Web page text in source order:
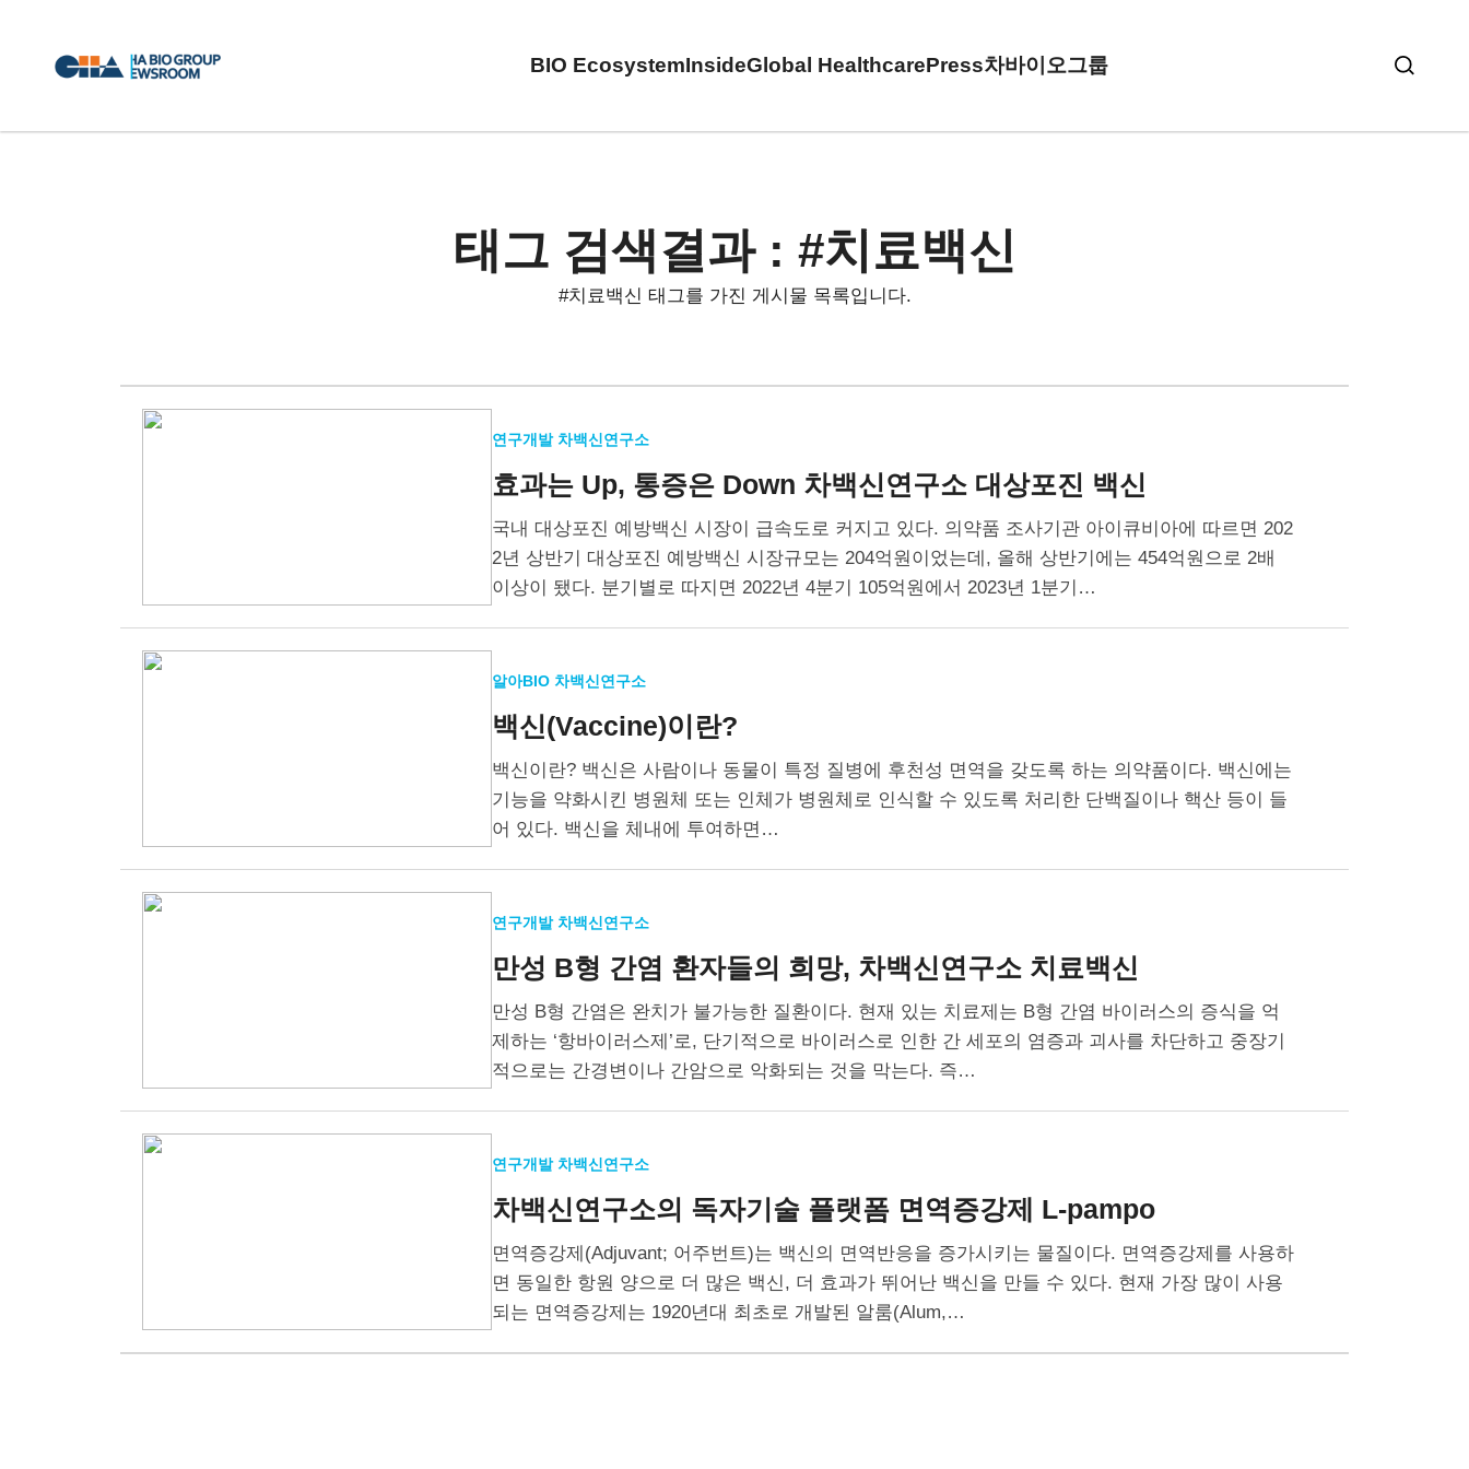
BIO EcosystemInsideGlobal HealthcarePress차바이오그룹
태그 검색결과 : #치료백신
#치료백신 태그를 가진 게시물 목록입니다.
연구개발 차백신연구소
효과는 Up, 통증은 Down 차백신연구소 대상포진 백신
국내 대상포진 예방백신 시장이 급속도로 커지고 있다. 의약품 조사기관 아이큐비아에 따르면 202
2년 상반기 대상포진 예방백신 시장규모는 204억원이었는데, 올해 상반기에는 454억원으로 2배
이상이 됐다. 분기별로 따지면 2022년 4분기 105억원에서 2023년 1분기…
알아BIO 차백신연구소
백신(Vaccine)이란?
백신이란? 백신은 사람이나 동물이 특정 질병에 후천성 면역을 갖도록 하는 의약품이다. 백신에는
기능을 약화시킨 병원체 또는 인체가 병원체로 인식할 수 있도록 처리한 단백질이나 핵산 등이 들
어 있다. 백신을 체내에 투여하면…
연구개발 차백신연구소
만성 B형 간염 환자들의 희망, 차백신연구소 치료백신
만성 B형 간염은 완치가 불가능한 질환이다. 현재 있는 치료제는 B형 간염 바이러스의 증식을 억
제하는 ‘항바이러스제’로, 단기적으로 바이러스로 인한 간 세포의 염증과 괴사를 차단하고 중장기
적으로는 간경변이나 간암으로 악화되는 것을 막는다. 즉…
연구개발 차백신연구소
차백신연구소의 독자기술 플랫폼 면역증강제 L-pampo
면역증강제(Adjuvant; 어주번트)는 백신의 면역반응을 증가시키는 물질이다. 면역증강제를 사용하
면 동일한 항원 양으로 더 많은 백신, 더 효과가 뛰어난 백신을 만들 수 있다. 현재 가장 많이 사용
되는 면역증강제는 1920년대 최초로 개발된 알룸(Alum,…